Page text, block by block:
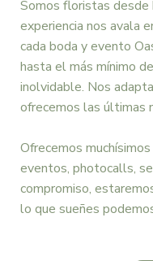
Somos floristas desde
experiencia nos avala
cada boda y evento
hasta el más mínimo
inolvidable. Nos
ofrecemos las últimas
Ofrecemos
eventos, photocalls,
compromiso,
lo que sueñes